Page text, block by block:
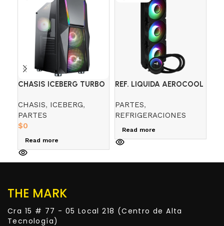
CHASIS ICEBERG TURBO
CHASIS, ICEBERG,
PARTES
$0
Read more
REF. LIQUIDA AEROCOOL
PARTES,
REFRIGERACIONES
Read more
THE MARK
Cra 15 # 77 - 05 Local 218 (Centro de Alta
Tecnología)